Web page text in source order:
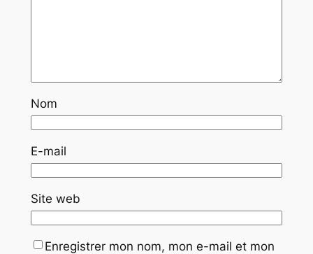
Nom
E-mail
Site web
Enregistrer mon nom, mon e-mail et mon